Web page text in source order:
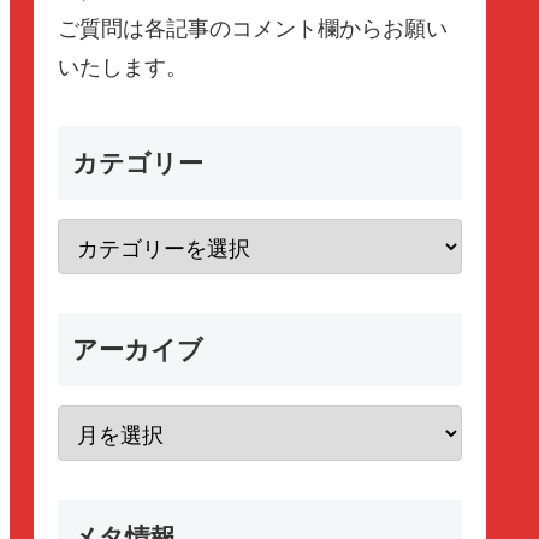
ご質問は各記事のコメント欄からお願い
いたします。
カテゴリー
アーカイブ